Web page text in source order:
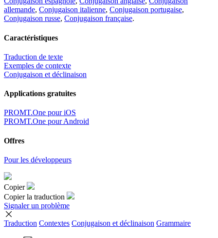
allemande, Conjugaison italienne, Conjugaison portugaise,
Conjugaison russe, Conjugaison française.
Caractéristiques
Traduction de texte
Exemples de contexte
Conjugaison et déclinaison
Applications gratuites
PROMT.One pour iOS
PROMT.One pour Android
Offres
Pour les développeurs
Copier
Copier la traduction
Signaler un problème
Traduction Contextes Conjugaison et déclinaison Grammaire